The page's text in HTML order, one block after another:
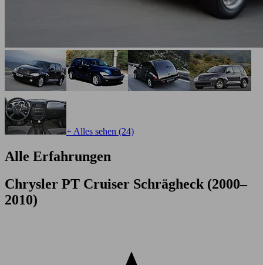
+ Alles sehen (24)
Alle Erfahrungen
Chrysler PT Cruiser Schrägheck (2000–
2010)